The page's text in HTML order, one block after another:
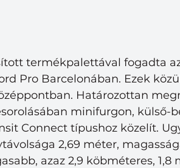
termékpalettával fogadta
Pro Barcelonában. Ezek
Határozottan
minifurgon, külső-
Connect típushoz közelít.
2,69 méter,
azaz 2,9 köbméteres,